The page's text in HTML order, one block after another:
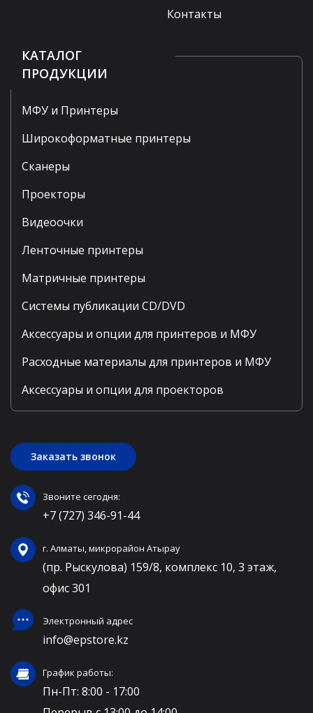
Контакты
КАТАЛОГ
ПРОДУКЦИИ
МФУ и Принтеры
Широкоформатные принтеры
Сканеры
Проекторы
Видеоочки
Ленточные принтеры
Матричные принтеры
Системы публикации CD/DVD
Аксессуары и опции для принтеров и МФУ
Расходные материалы для принтеров и МФУ
Аксессуары и опции для проекторов
Заказать звонок
Звоните сегодня:
+7 (727) 346-91-44
г. Алматы, микрорайон Атырау
(пр. Рыскулова) 159/8, комплекс 10, 3 этаж,
офис 301
Электронный адрес
info@epstore.kz
График работы:
Пн-Пт: 8:00 - 17:00